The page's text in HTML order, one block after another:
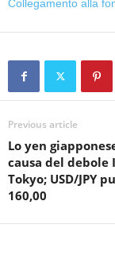
Collegamento alla
Previous article
Lo yen
causa del debole
Tokyo; USD/JPY
160,00